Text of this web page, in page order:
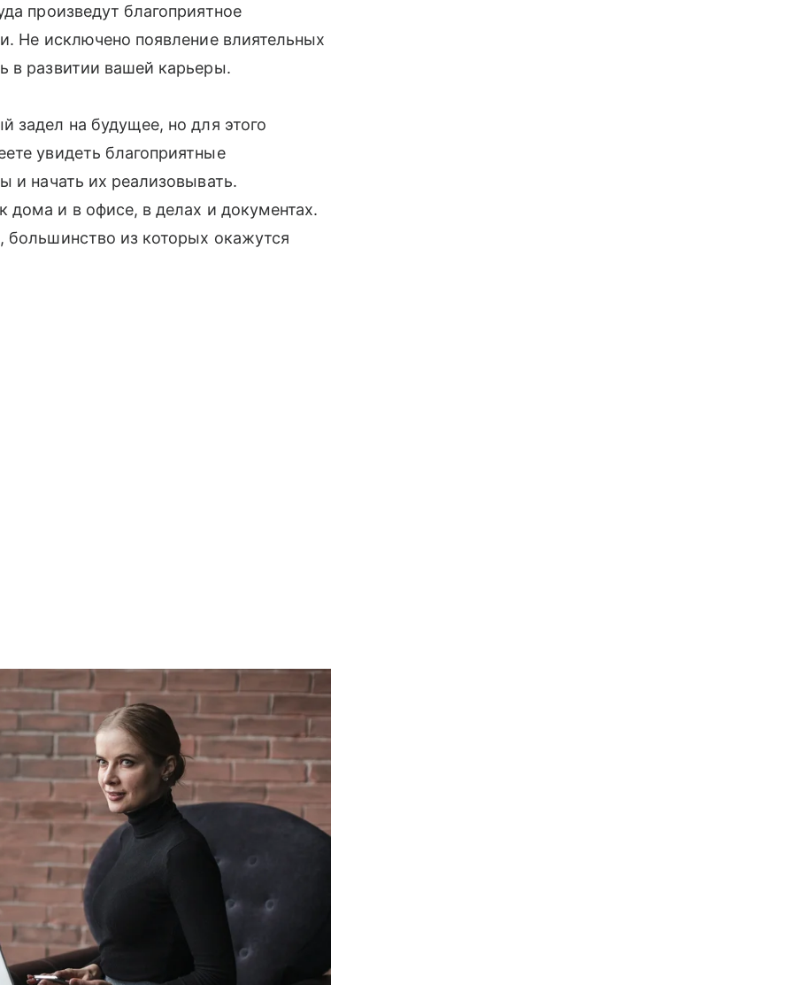
произведут благоприятное
Не исключено появление влиятельных
в развитии вашей карьеры.
задел на будущее, но для этого
увидеть благоприятные
и начать их реализовывать.
и в офисе, в делах и документах.
из которых окажутся